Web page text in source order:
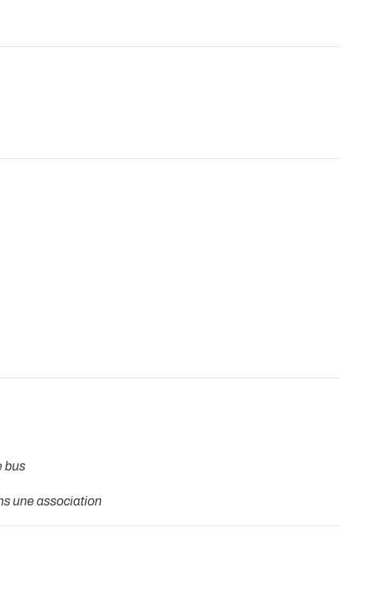
bus
une association